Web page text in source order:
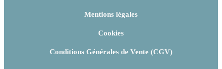
Mentions légales
Cookies
Conditions Générales de Vente (CGV)